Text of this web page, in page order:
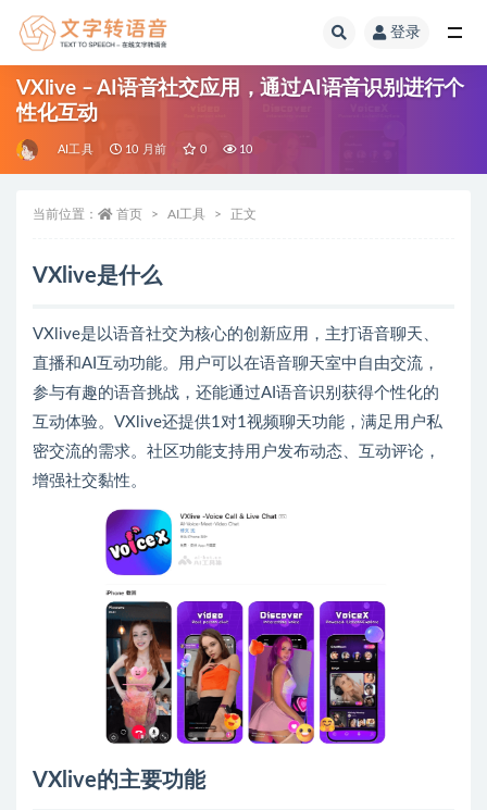
登录
VXlive – AI语音社交应用，通过AI语音识别进行个
性化互动
AI工具 10 月前 0 10
当前位置： 首页 AI工具 正文
VXlive是什么
VXlive是以语音社交为核心的创新应用，主打语音聊天、
直播和AI互动功能。用户可以在语音聊天室中自由交流，
参与有趣的语音挑战，还能通过AI语音识别获得个性化的
互动体验。VXlive还提供1对1视频聊天功能，满足用户私
密交流的需求。社区功能支持用户发布动态、互动评论，
增强社交黏性。
VXlive的主要功能